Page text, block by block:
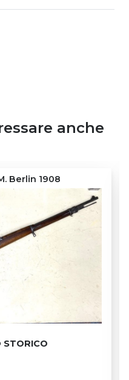
anche
Berlin 1908
STORICO